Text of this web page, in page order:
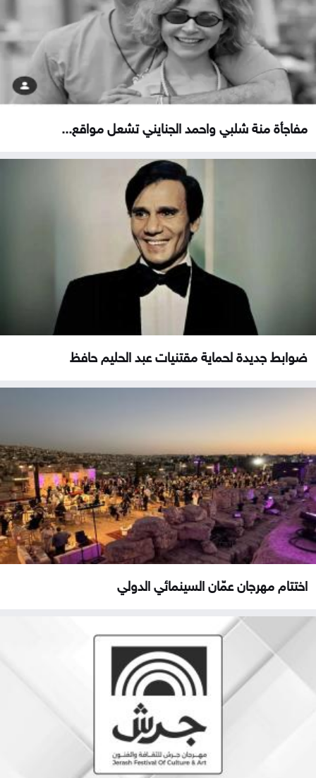
مفاجأة منة شلبي واحمد الجنايني تشعل مواقع...
ضوابط جديدة لحماية مقتنيات عبد الحليم حافظ
اختتام مهرجان عمّان السينمائي الدولي